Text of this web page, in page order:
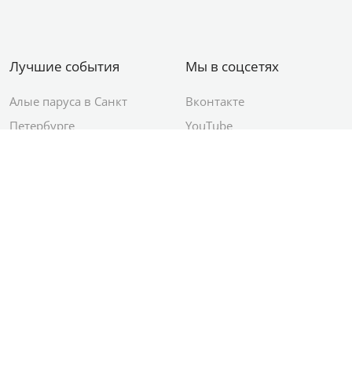
Лучшие события
Алые паруса в Санкт
Петербурге
Мы в соцсетях
Вконтакте
YouTube